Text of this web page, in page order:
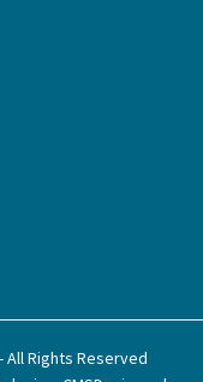
Rights Reserved